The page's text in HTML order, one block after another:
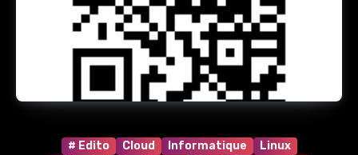
# Edito Cloud Informatique
Linux